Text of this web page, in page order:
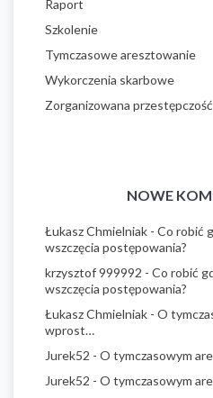
Raport
Szkolenie
Tymczasowe aresztowanie
Wykorczenia skarbowe
Zorganizowana przestępczość
NOWE
Łukasz Chmielniak - Co robić
wszczęcia postępowania?
krzysztof 999992 - Co robić
wszczęcia postępowania?
Łukasz Chmielniak - O
wprost…
Jurek52 - O tymczasowym
Jurek52 - O tymczasowym